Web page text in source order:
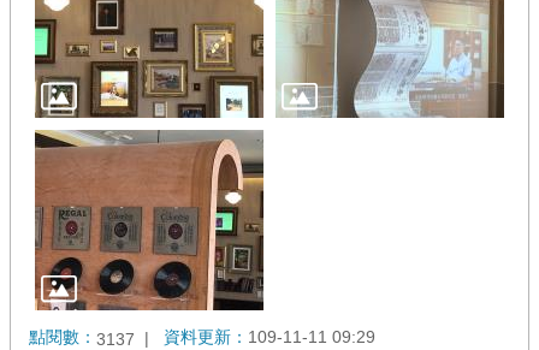
點閱數： 3137 資料更新： 109-11-11 09:29